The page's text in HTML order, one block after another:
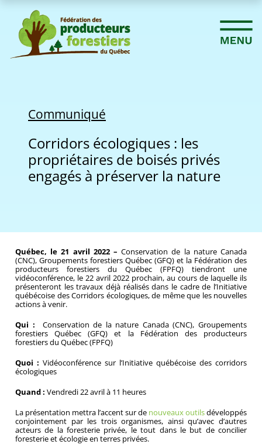
Communiqué
Corridors écologiques : les
propriétaires de boisés privés
engagés à préserver la nature
Québec, le 21 avril 2022 – Conservation de la nature Canada
(CNC), Groupements forestiers Québec (GFQ) et la Fédération des
producteurs forestiers du Québec (FPFQ) tiendront une
vidéoconférence, le 22 avril 2022 prochain, au cours de laquelle ils
présenteront les travaux déjà réalisés dans le cadre de l’Initiative
québécoise des Corridors écologiques, de même que les nouvelles
actions à venir.
Qui : Conservation de la nature Canada (CNC), Groupements
forestiers Québec (GFQ) et la Fédération des producteurs
forestiers du Québec (FPFQ)
Quoi : Vidéoconférence sur l’Initiative québécoise des corridors
écologiques
Quand : Vendredi 22 avril à 11 heures
La présentation mettra l’accent sur de nouveaux outilsdéveloppés
conjointement par les trois organismes, ainsi qu’avec d’autres
acteurs de la foresterie privée, le tout dans le but de concilier
foresterie et écologie en terres privées.